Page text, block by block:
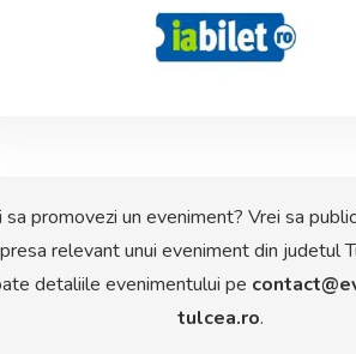
sa promovezi un eveniment? Vrei sa
relevant unui eveniment din judetul
detaliile evenimentului pe
tulcea.ro.